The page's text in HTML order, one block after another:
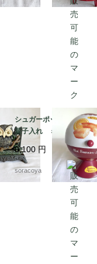
シュガーポット型 お
菓子入れ ミニフィナ
ンシェオレンジの缶
ビスキュイテリエ・
ド・ブルゴーニュ マ
ドレーヌ広告 12kwe
9,100円
soracoya